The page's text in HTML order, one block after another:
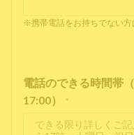
※携帯電話をお持ちでない方
電話のできる時間帯
17:00）
*